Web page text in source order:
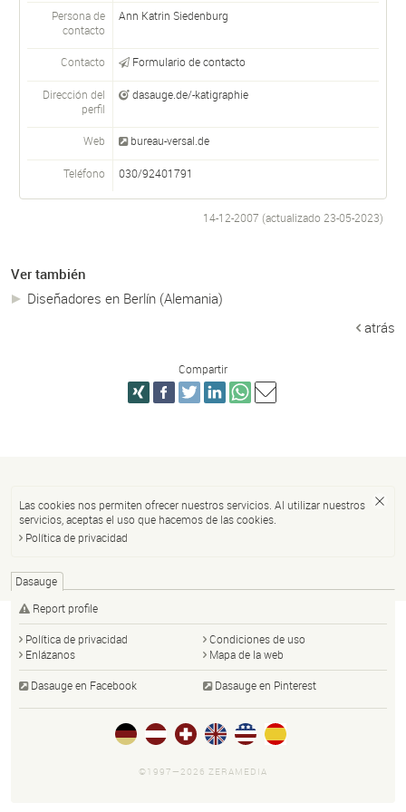
Persona de
contacto
Ann Katrin Siedenburg
Contacto Formulario de contacto
Dirección del
perfil
dasauge.de/-katigraphie
Web bureau-versal.de
Teléfono 030/92401791
14-12-2007 (actualizado 23-05-2023)
Ver también
Diseñadores en Berlín (Alemania)
atrás
Compartir
Las cookies nos permiten ofrecer nuestros servicios. Al utilizar nuestros
servicios, aceptas el uso que hacemos de las cookies.
Política de privacidad
Dasauge
Report profile
Política de privacidad
Condiciones de uso
Enlázanos
Mapa de la web
Dasauge en Facebook Dasauge en Pinterest
©1997—2026 ZERAMEDIA